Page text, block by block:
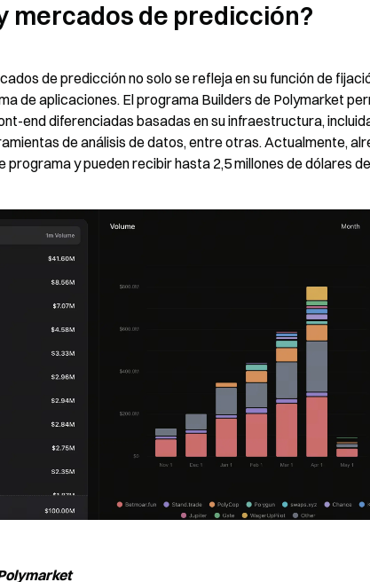
mercados de predicción?
de predicción no solo se refleja en su función de
de aplicaciones. El programa Builders de Polymarket
end diferenciadas basadas en su infraestructura,
de análisis de datos, entre otras. Actualmente,
programa y pueden recibir hasta 2,5 millones de dólares